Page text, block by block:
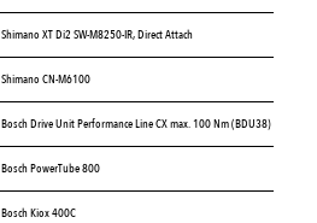
Shimano XT Di2 SW-M8250-IR, Direct Attach
Shimano CN-M6100
Bosch Drive Unit Performance Line CX max. 100 Nm (BDU38)
Bosch PowerTube 800
Bosch Kiox 400C